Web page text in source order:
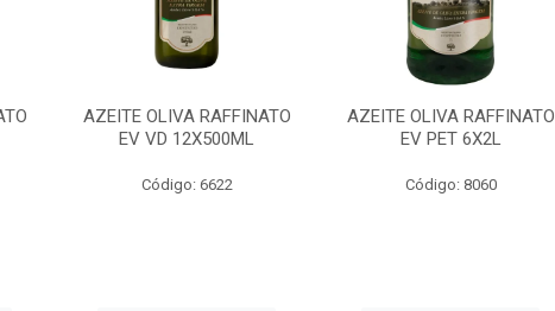
AZEITE OLIVA RAFFINATO
EV VD 12X500ML
Código: 6622
AZEITE OLIVA RAFFINATO
EV PET 6X2L
Código: 8060